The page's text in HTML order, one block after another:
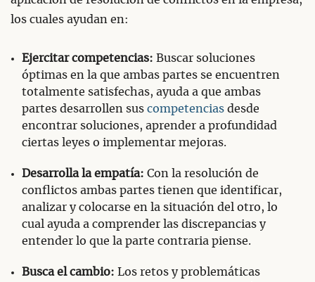
los cuales ayudan en:
Ejercitar competencias: Buscar soluciones
óptimas en la que ambas partes se encuentren
totalmente satisfechas, ayuda a que ambas
partes desarrollen sus competencias desde
encontrar soluciones, aprender a profundidad
ciertas leyes o implementar mejoras.
Desarrolla la empatía: Con la resolución de
conflictos ambas partes tienen que identificar,
analizar y colocarse en la situación del otro, lo
cual ayuda a comprender las discrepancias y
entender lo que la parte contraria piense.
Busca el cambio: Los retos y problemáticas